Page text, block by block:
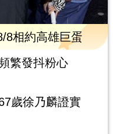
8相約高雄巨蛋
繁發抖粉心
歲徐乃麟證實